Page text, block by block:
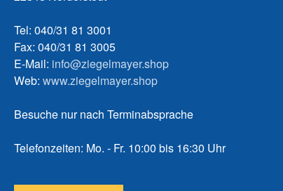
Tel: 040/31 81 3001
Fax: 040/31 81 3005
E-Mail: info@ziegelmayer.shop
Web: www.ziegelmayer.shop
Besuche nur nach Terminabsprache
Telefonzeiten: Mo. - Fr. 10:00 bis 16:30 Uhr